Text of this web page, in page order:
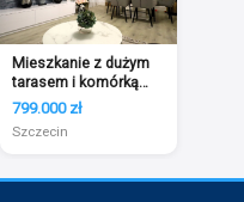
Mieszkanie z dużym
tarasem i komórką
lokatorską
799.000 zł
Szczecin